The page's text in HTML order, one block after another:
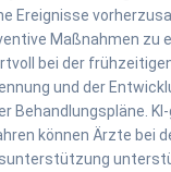
Ereignisse
Maßnahmen zu
bei der
und der
Behandlungspläne.
können Ärzte bei